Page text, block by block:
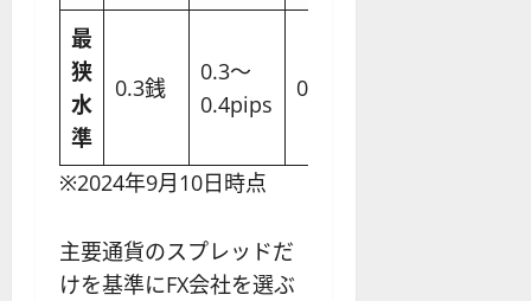
最
狭
水
準
0.3銭
0.3〜
0.4pips
0.5銭
※2024年9月10日時点
主要通貨のスプレッドだ
けを基準にFX会社を選ぶ